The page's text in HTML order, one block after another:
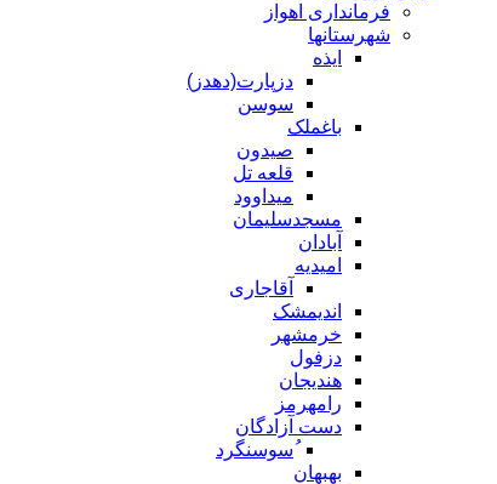
فرمانداری اهواز
شهرستانها
ایذه
دزپارت(دهدز)
سوسن
باغملک
صیدون
قلعه تل
میداوود
مسجدسلیمان
آبادان
امیدیه
آقاجاری
اندیمشک
خرمشهر
دزفول
هندیجان
رامهرمز
دست آزادگان
ُسوسنگرد
بهبهان